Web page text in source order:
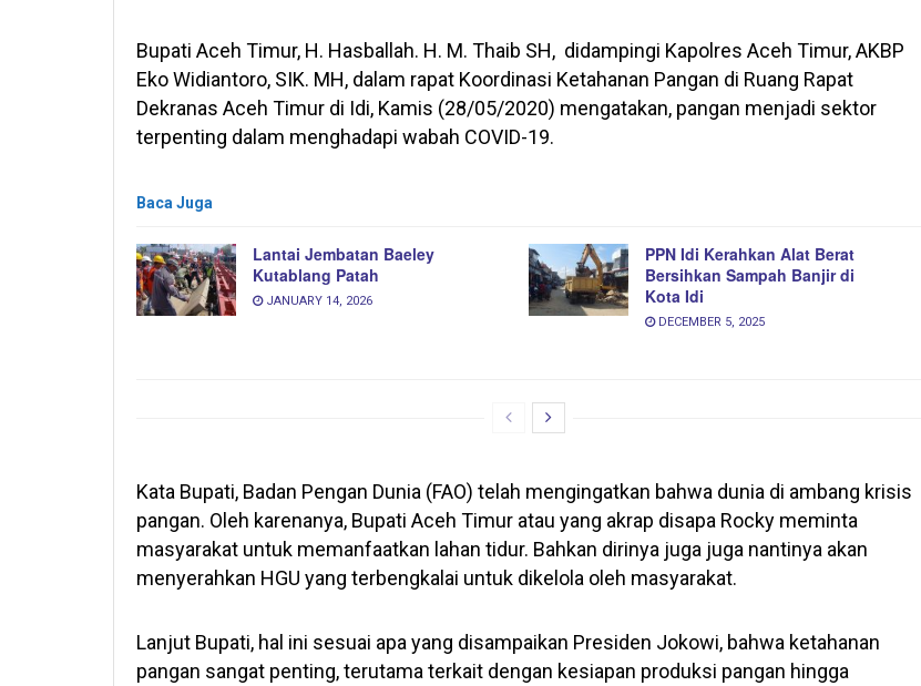
Bupati Aceh Timur, H. Hasballah. H. M. Thaib SH, didampingi Kapolres Aceh Timur, AKBP
Eko Widiantoro, SIK. MH, dalam rapat Koordinasi Ketahanan Pangan di Ruang Rapat
Dekranas Aceh Timur di Idi, Kamis (28/05/2020) mengatakan, pangan menjadi sektor
terpenting dalam menghadapi wabah COVID-19.
Baca Juga
Lantai Jembatan Baeley
Kutablang Patah
JANUARY 14, 2026
PPN Idi Kerahkan Alat Berat
Bersihkan Sampah Banjir di
Kota Idi
DECEMBER 5, 2025
Kata Bupati, Badan Pengan Dunia (FAO) telah mengingatkan bahwa dunia di ambang krisis
pangan. Oleh karenanya, Bupati Aceh Timur atau yang akrap disapa Rocky meminta
masyarakat untuk memanfaatkan lahan tidur. Bahkan dirinya juga juga nantinya akan
menyerahkan HGU yang terbengkalai untuk dikelola oleh masyarakat.
Lanjut Bupati, hal ini sesuai apa yang disampaikan Presiden Jokowi, bahwa ketahanan
pangan sangat penting, terutama terkait dengan kesiapan produksi pangan hingga